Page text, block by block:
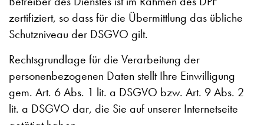
zertifiziert, so dass für die Übermittlung das übliche
Schutzniveau der DSGVO gilt.
Rechtsgrundlage für die Verarbeitung der
personenbezogenen Daten stellt Ihre Einwilligung
gem. Art. 6 Abs. 1 lit. a DSGVO bzw. Art. 9 Abs. 2
lit. a DSGVO dar, die Sie auf unserer Internetseite